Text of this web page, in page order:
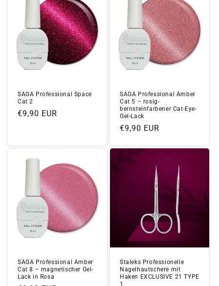
SAGA Professional Space
Cat 2
Normaler
€9,90 EUR
SAGA Professional Amber
Cat 5 – rosig-
bernsteinfarbener Cat-Eye-
Gel-Lack
Normaler
€9,90 EUR
SAGA Professional Amber
Cat 8 – magnetischer Gel-
Lack in Rosa
Staleks Professionelle
Nagelhautschere mit
Haken EXCLUSIVE 21 TYPE
1